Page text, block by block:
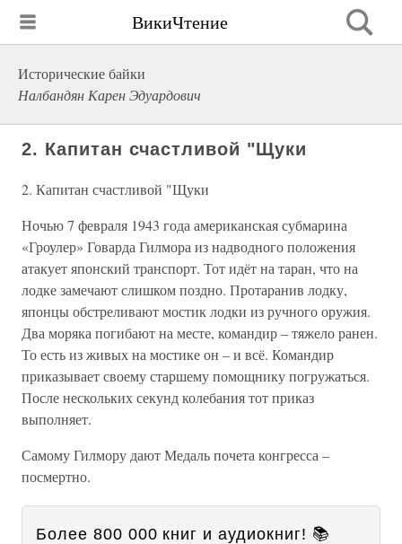
ВикиЧтение
Исторические байки
Налбандян Карен Эдуардович
2. Капитан счастливой "Щуки
2. Капитан счастливой "Щуки
Ночью 7 февраля 1943 года американская субмарина
«Гроулер» Говарда Гилмора из надводного положения
атакует японский транспорт. Тот идёт на таран, что на
лодке замечают слишком поздно. Протаранив лодку,
японцы обстреливают мостик лодки из ручного оружия.
Два моряка погибают на месте, командир – тяжело ранен.
То есть из живых на мостике он – и всё. Командир
приказывает своему старшему помощнику погружаться.
После нескольких секунд колебания тот приказ
выполняет.
Самому Гилмору дают Медаль почета конгресса –
посмертно.
Более 800 000 книг и аудиокниг! 📚